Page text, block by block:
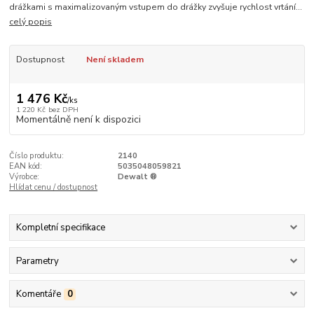
drážkami s maximalizovaným vstupem do drážky zvyšuje rychlost vrtání...
celý popis
Dostupnost Není skladem
1 476 Kč/ks
1 220 Kč bez DPH
Momentálně není k dispozici
Číslo produktu:
2140
EAN kód:
5035048059821
Výrobce:
Dewalt ®
Hlídat cenu / dostupnost
Kompletní specifikace
Parametry
Komentáře 0